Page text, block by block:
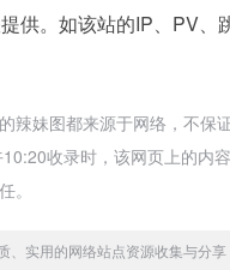
供。如该站的IP、PV、
辣妹图都来源于网络，不保
收录时，该网页上的内
。
、实用的网络站点资源收集与分享